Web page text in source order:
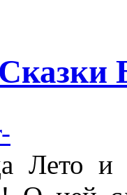
Сказки
Лето и